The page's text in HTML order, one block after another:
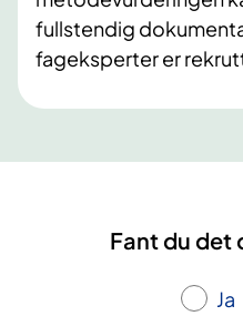
fullstendig
fageksperter er
Fant du det
Ja